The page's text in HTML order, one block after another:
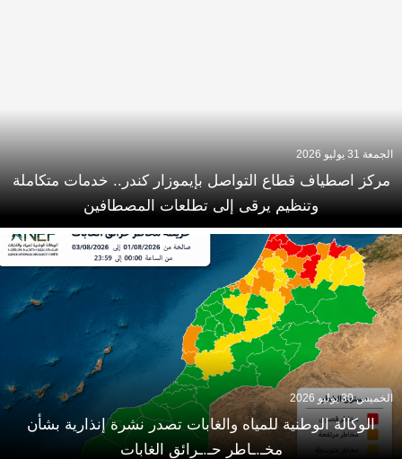
مركز اصطياف قطاع التواصل بإيموزار كندر.. خدمات متكاملة
وتنظيم يرقى إلى تطلعات المصطافين
الجمعة 31 يوليو 2026
الوكالة الوطنية للمياه والغابات تصدر نشرة إنذارية بشأن
مخـ.ـاطر حـ.ـرائق الغابات
الخميس 30 يوليو 2026